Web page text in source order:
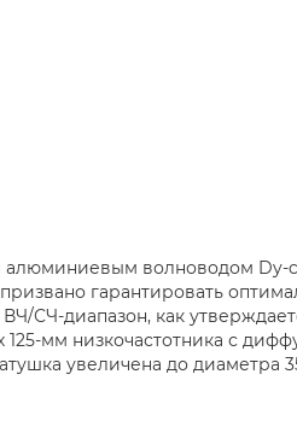
алюминиевым волноводом Dy-
гарантировать
ВЧ/СЧ-диапазон, как
мм низкочастотника с
увеличена до диаметра